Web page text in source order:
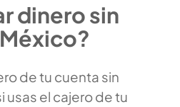
dinero sin
de tu cuenta sin
usas el cajero de tu